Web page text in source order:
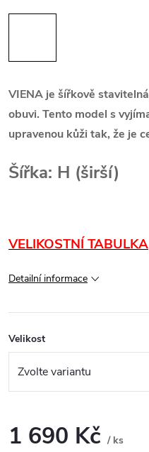
VIENA je šířkově
obuvi. Tento model s
upravenou kůži tak, že je
Šířka: H (širší)
VELIKOSTNÍ TABULKA
Detailní informace
Velikost
1 690 Kč / ks